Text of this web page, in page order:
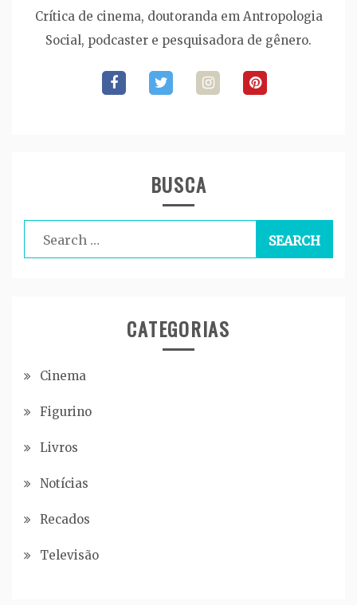
Crítica de cinema, doutoranda em Antropologia
Social, podcaster e pesquisadora de gênero.
BUSCA
for:
CATEGORIAS
Cinema
Figurino
Livros
Notícias
Recados
Televisão